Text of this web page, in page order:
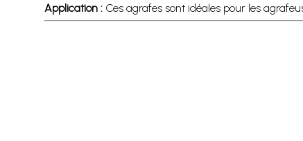
Application :Ces agrafes sont idéales pour les